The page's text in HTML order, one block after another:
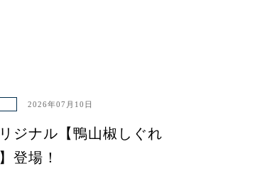
2026年07月10日
ジナル【鴨山椒しぐれ
登場！